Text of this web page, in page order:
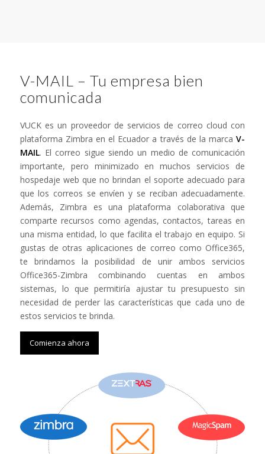
V-MAIL – Tu empresa bien
comunicada
VUCK es un proveedor de servicios de correo cloud con
plataforma Zimbra en el Ecuador a través de la marcaV-
MAIL. El correo sigue siendo un medio de comunicación
importante, pero minimizado en muchos servicios de
hospedaje web que no brindan el soporte adecuado para
que los correos se envíen y se reciban adecuadamente.
Además, Zimbra es una plataforma colaborativa que
comparte recursos como agendas, contactos, tareas en
una misma entidad, lo que facilita el trabajo en equipo. Si
gustas de otras aplicaciones de correo como Office365,
te brindamos la posibilidad de unir ambos servicios
Office365-Zimbra combinando cuentas en ambos
sistemas, lo que permitiría ajustar tu presupuesto sin
necesidad de perder las características que cada uno de
estos servicios te brinda.
Comienza ahora